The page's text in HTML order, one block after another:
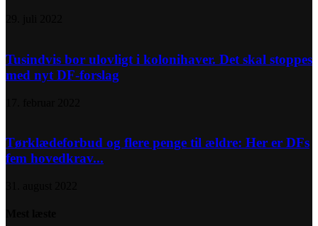
Tusindvis bor ulovligt i kolonihaver. Det skal stoppes
med nyt DF-forslag
Tørklædeforbud og flere penge til ældre: Her er DFs
fem hovedkrav...